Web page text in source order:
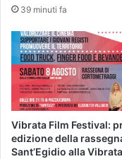
39 minuti fa
Vibrata Film Festival:
edizione della
Sant’Egidio alla Vibrata